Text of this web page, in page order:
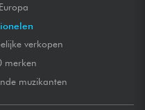
verkopen
merken
muzikanten